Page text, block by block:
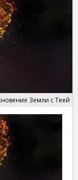
Земли с Теей